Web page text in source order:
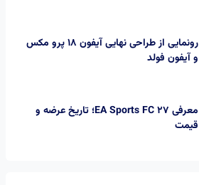
رونمایی از طراحی نهایی آیفون ۱۸ پرو مکس
و آیفون فولد
معرفی EA Sports FC 27؛ تاریخ عرضه و
قیمت